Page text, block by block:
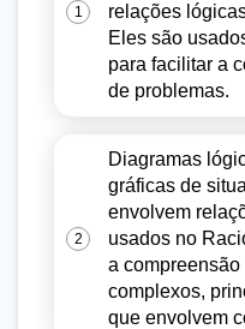
1
relações
Eles são
para facilitar a
de problemas.
2
Diagramas
gráficas de
envolvem
usados no
a
complexos,
que envolvem